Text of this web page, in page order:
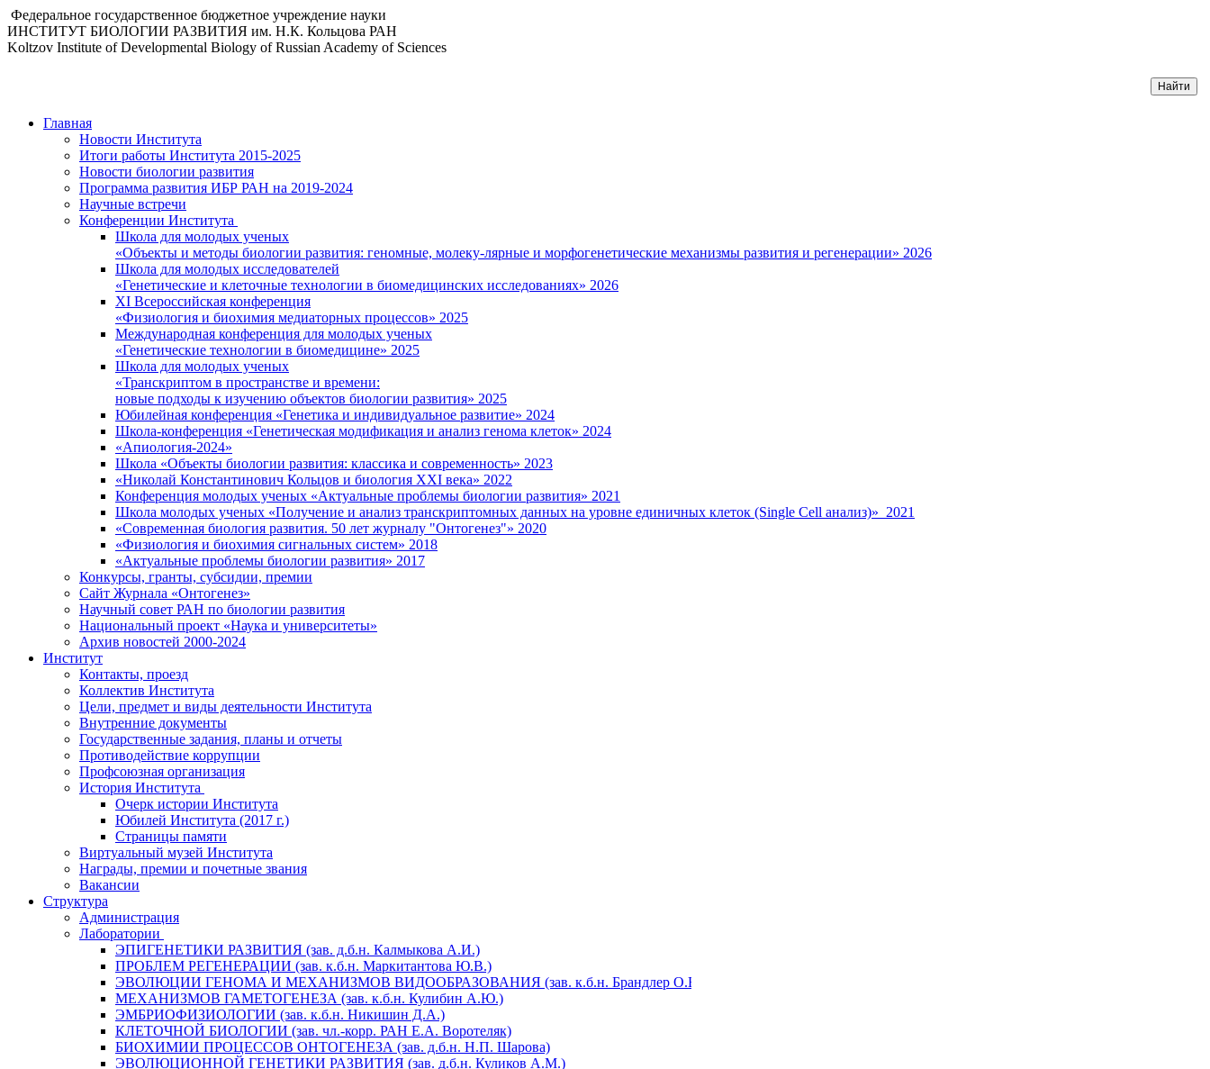
Федеральное государственное бюджетное учреждение науки
ИНСТИТУТ БИОЛОГИИ РАЗВИТИЯ им. Н.К. Кольцова РАН
Koltzov Institute of Developmental Biology of Russian Academy of Sciences
Главная
Новости Института
Итоги работы Института 2015-2025
Новости биологии развития
Программа развития ИБР РАН на 2019-2024
Научные встречи
Конференции Института
Школа для молодых ученых
«Объекты и методы биологии развития: геномные, молеку-лярные и морфогенетические механизмы развития и регенерации» 2026
Школа для молодых исследователей
«Генетические и клеточные технологии в биомедицинских исследованиях» 2026
XI Всероссийская конференция
«Физиология и биохимия медиаторных процессов» 2025
Международная конференция для молодых ученых
«Генетические технологии в биомедицине» 2025
Школа для молодых ученых
«Транскриптом в пространстве и времени:
новые подходы к изучению объектов биологии развития» 2025
Юбилейная конференция «Генетика и индивидуальное развитие» 2024
Школа-конференция «Генетическая модификация и анализ генома клеток» 2024
«Апиология-2024»
Школа «Объекты биологии развития: классика и современность» 2023
«Николай Константинович Кольцов и биология XXI века» 2022
Конференция молодых ученых «Актуальные проблемы биологии развития» 2021
Школа молодых ученых «Получение и анализ транскриптомных данных на уровне единичных клеток (Single Cell анализ)» 2021
«Современная биология развития. 50 лет журналу "Онтогенез"» 2020
«Физиология и биохимия сигнальных систем» 2018
«Актуальные проблемы биологии развития» 2017
Конкурсы, гранты, субсидии, премии
Сайт Журнала «Онтогенез»
Научный совет РАН по биологии развития
Национальный проект «Наука и университеты»
Архив новостей 2000-2024
Институт
Контакты, проезд
Коллектив Института
Цели, предмет и виды деятельности Института
Внутренние документы
Государственные задания, планы и отчеты
Противодействие коррупции
Профсоюзная организация
История Института
Очерк истории Института
Юбилей Института (2017 г.)
Страницы памяти
Виртуальный музей Института
Награды, премии и почетные звания
Вакансии
Структура
Администрация
Лаборатории
ЭПИГЕНЕТИКИ РАЗВИТИЯ (зав. д.б.н. Калмыкова А.И.)
ПРОБЛЕМ РЕГЕНЕРАЦИИ (зав. к.б.н. Маркитантова Ю.В.)
ЭВОЛЮЦИИ ГЕНОМА И МЕХАНИЗМОВ ВИДООБРАЗОВАНИЯ (зав. к.б.н. Брандлер О.В.)
МЕХАНИЗМОВ ГАМЕТОГЕНЕЗА (зав. к.б.н. Кулибин А.Ю.)
ЭМБРИОФИЗИОЛОГИИ (зав. к.б.н. Никишин Д.А.)
КЛЕТОЧНОЙ БИОЛОГИИ (зав. чл.-корр. РАН Е.А. Воротеляк)
БИОХИМИИ ПРОЦЕССОВ ОНТОГЕНЕЗА (зав. д.б.н. Н.П. Шарова)
ЭВОЛЮЦИОННОЙ ГЕНЕТИКИ РАЗВИТИЯ (зав. д.б.н. Куликов А.М.)